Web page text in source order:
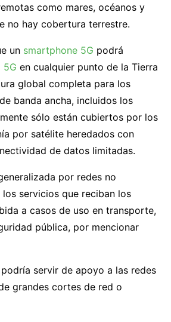
como mares, océanos y
no hay cobertura terrestre.
un smartphone 5G podrá
5G en cualquier punto de la Tierra
global completa para los
banda ancha, incluidos los
sólo están cubiertos por los
por satélite heredados con
de datos limitadas.
por redes no
servicios que reciban los
a casos de uso en transporte,
pública, por mencionar
servir de apoyo a las redes
grandes cortes de red o